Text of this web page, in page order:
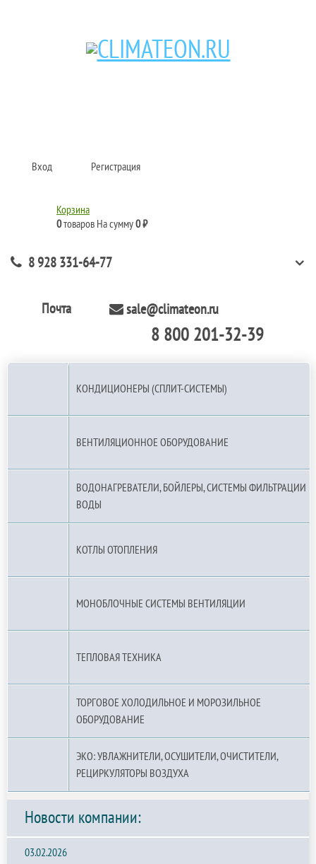
Кондиционеры и сплит-системы, газовые котлы, тепловые завесы, водяные
Вход Регистрация
Корзина
0товаров На сумму0 ₽
8 928 331-64-77
Почта sale@climateon.ru
8 800 201-32-39
КОНДИЦИОНЕРЫ (СПЛИТ-СИСТЕМЫ)
ВЕНТИЛЯЦИОННОЕ ОБОРУДОВАНИЕ
ВОДОНАГРЕВАТЕЛИ, БОЙЛЕРЫ, СИСТЕМЫ ФИЛЬТРАЦИИ
ВОДЫ
КОТЛЫ ОТОПЛЕНИЯ
МОНОБЛОЧНЫЕ СИСТЕМЫ ВЕНТИЛЯЦИИ
ТЕПЛОВАЯ ТЕХНИКА
ТОРГОВОЕ ХОЛОДИЛЬНОЕ И МОРОЗИЛЬНОЕ
ОБОРУДОВАНИЕ
ЭКО: УВЛАЖНИТЕЛИ, ОСУШИТЕЛИ, ОЧИСТИТЕЛИ,
РЕЦИРКУЛЯТОРЫ ВОЗДУХА
Новости компании:
03.02.2026